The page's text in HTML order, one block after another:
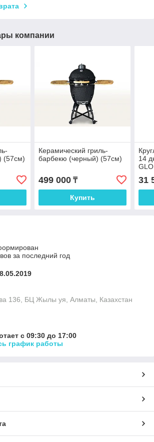
компании
(57см)
Керамический гриль-
барбекю (черный) (57см)
499 000₸
Купить
14
31
за последний год
136, БЦ Жылы уя, Алматы, Казахстан
с 09:30 до 17:00
график работы